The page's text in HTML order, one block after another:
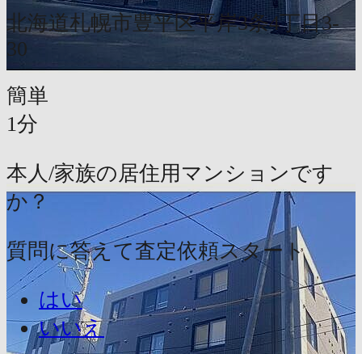
北海道札幌市豊平区平岸3条4丁目3-
30
簡単
1分
本人/家族の居住用マンションです
か？
質問に答えて査定依頼スタート
はい
いいえ